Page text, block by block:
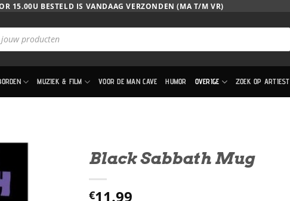
15.00U BESTELD IS VANDAAG VERZONDEN (MA T/M VR)
MUZIEK & FILM VOOR DE MAN CAVE HUMOR OVERIGE ZOEK OP ARTIEST
Black Sabbath Mug
€11.99